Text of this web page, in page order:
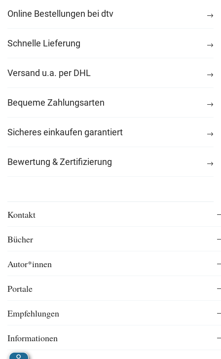
Online Bestellungen bei dtv
Schnelle Lieferung
Versand u.a. per DHL
Bequeme Zahlungsarten
Sicheres einkaufen garantiert
Bewertung & Zertifizierung
Kontakt
Bücher
Autor*innen
Portale
Empfehlungen
Informationen